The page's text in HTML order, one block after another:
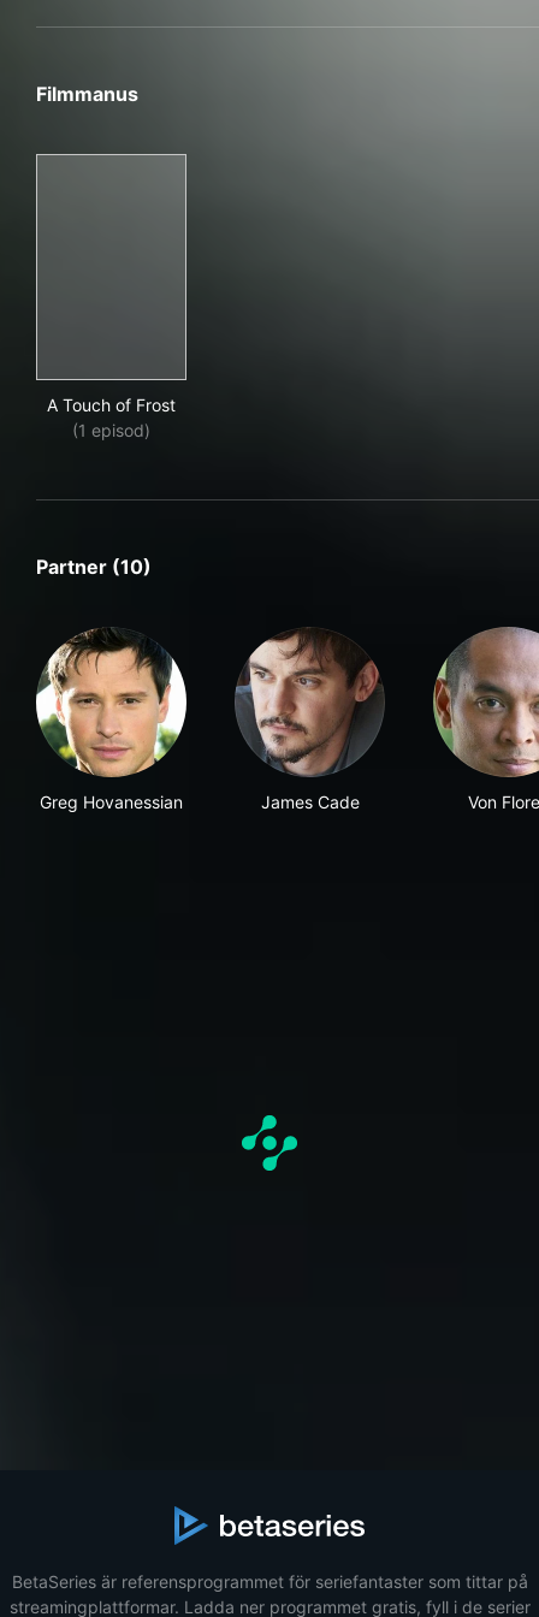
Filmmanus
A Touch of Frost
(1 episod)
Partner (10)
Greg Hovanessian James Cade Von
BetaSeries är referensprogrammet för seriefantaster som tittar på
streamingplattformar. Ladda ner programmet gratis, fyll i de serier